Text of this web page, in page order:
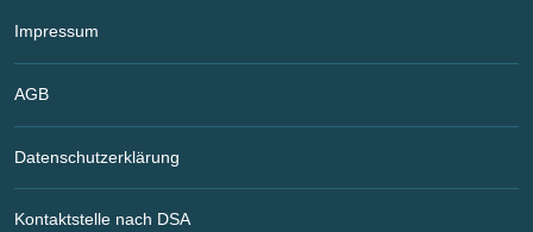
Impressum
AGB
Datenschutzerklärung
Kontaktstelle nach DSA